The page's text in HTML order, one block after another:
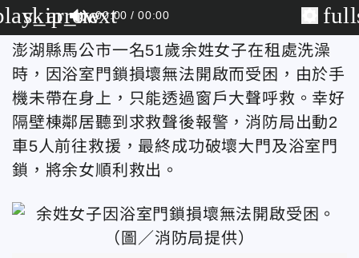
skip_next
00:00 00:00
澎湖縣馬公市一名51歲余姓女子在租處洗澡
時，因浴室門鎖損壞無法開啟而受困，由於手
機未帶在身上，只能透過窗戶大聲呼救。幸好
隔壁棟鄰居聽到求救聲後報警，消防局出動2
車5人前往救援，最終成功破壞大門及浴室門
鎖，將余女順利救出。